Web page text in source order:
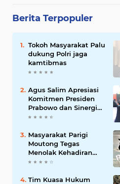
Berita Terpopuler
Tokoh Masyarakat Palu
dukung Polri jaga
kamtibmas
Agus Salim Apresiasi
Komitmen Presiden
Prabowo dan Sinergi
Aparat Penegak
Pemberantasan
Korupsi
Masyarakat Parigi
Moutong Tegas
Menolak Kehadiran
Ormas Radikal
Tim Kuasa Hukum